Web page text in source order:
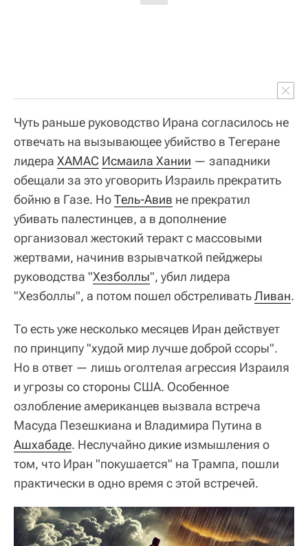
Чуть раньше руководство Ирана согласилось не
отвечать на вызывающее убийство в Тегеране
лидера ХАМАС Исмаила Хании — западники
обещали за это уговорить Израиль прекратить
бойню в Газе. НоТель-Авив не прекратил
убивать палестинцев, а в дополнение
организовал жестокий теракт с массовыми
жертвами, начинив взрывчаткой пейджеры
руководства "Хезболлы", убил лидера
"Хезболлы", а потом пошел обстреливатьЛиван.
То есть уже несколько месяцев Иран действует
по принципу "худой мир лучше доброй ссоры".
Но в ответ — лишь оголтелая агрессия Израиля
и угрозы со стороны США. Особенное
озлобление американцев вызвала встреча
Масуда Пезешкиана и Владимира Путина в
Ашхабаде. Неслучайно дикие измышления о
том, что Иран "покушается" на Трампа, пошли
практически в одно время с этой встречей.